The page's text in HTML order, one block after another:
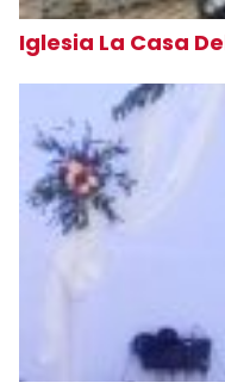
Iglesia La Casa